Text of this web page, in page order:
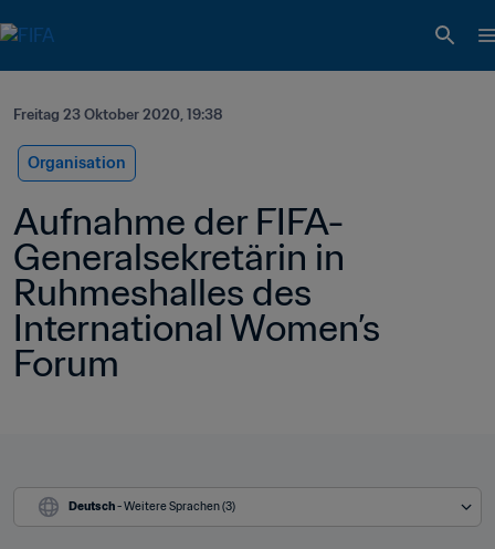
Freitag 23 Oktober 2020, 19:38
Organisation
Aufnahme der FIFA-
Generalsekretärin in
Ruhmeshalles des
International Women’s
Forum
Deutsch - Weitere Sprachen (3)